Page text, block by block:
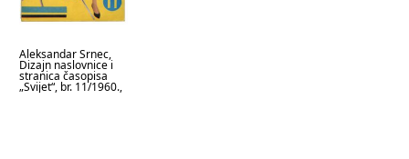
Aleksandar Srnec,
Dizajn naslovnice i
stranica časopisa
„Svijet“, br. 11/1960.,
1960.